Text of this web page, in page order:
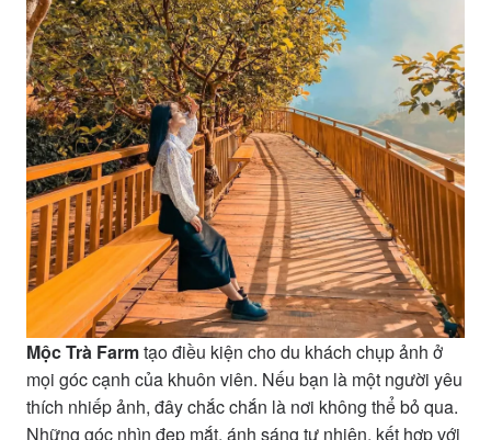
Mộc Trà Farmtạo điều kiện cho du khách chụp ảnh ở
mọi góc cạnh của khuôn viên. Nếu bạn là một người yêu
thích nhiếp ảnh, đây chắc chắn là nơi không thể bỏ qua.
Những góc nhìn đẹp mắt, ánh sáng tự nhiên, kết hợp với